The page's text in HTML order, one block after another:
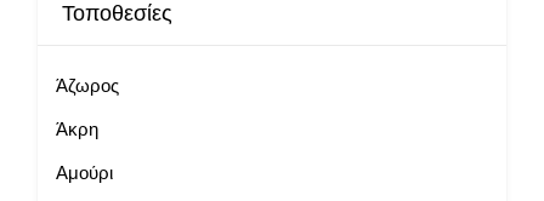
Τοποθεσίες
Άζωρος
Άκρη
Αμούρι